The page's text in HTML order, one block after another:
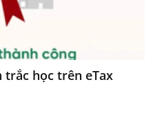
học trên eTax